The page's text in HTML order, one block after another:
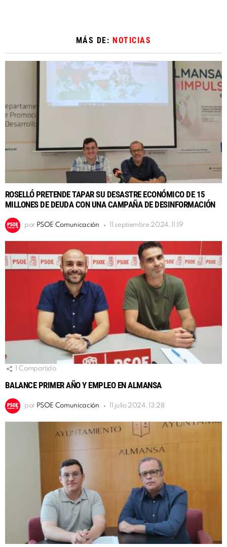
MÁS DE: NOTICIAS
ROSELLÓ PRETENDE TAPAR SU DESASTRE ECONÓMICO DE 15
MILLONES DE DEUDA CON UNA CAMPAÑA DE DESINFORMACIÓN
por PSOE Comunicación 11 septiembre 2024, 11:19
Compartido
BALANCE PRIMER AÑO Y EMPLEO EN ALMANSA
por PSOE Comunicación 11 julio 2024, 13:28